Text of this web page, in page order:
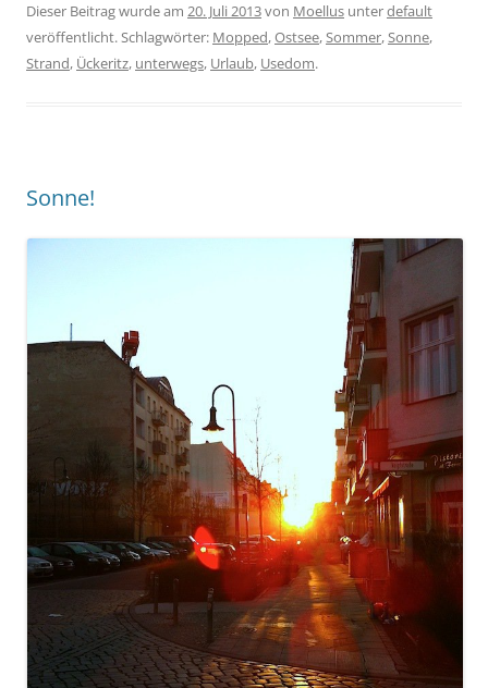
Dieser Beitrag wurde am 20. Juli 2013von Moellus unterdefault
veröffentlicht. Schlagwörter: Mopped,Ostsee,Sommer,Sonne,
Strand, Ückeritz, unterwegs, Urlaub, Usedom.
Sonne!